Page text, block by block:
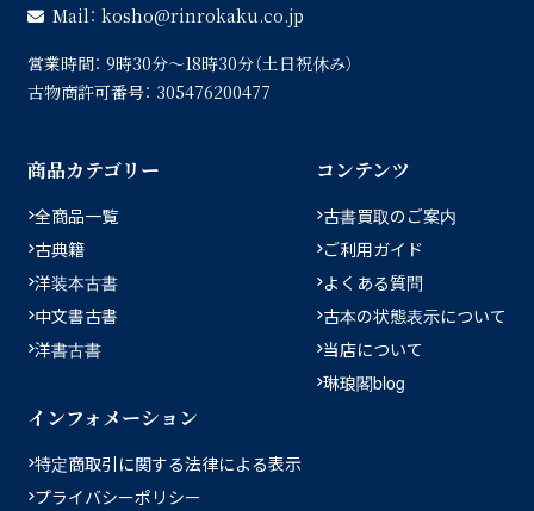
Mail： kosho
rinrokaku.co.jp
営業時間： 9時30分〜18時30分（土日祝休み）
古物商許可番号： 305476200477
商品カテゴリー
全商品一覧
古典籍
洋装本古書
中文書古書
洋書古書
コンテンツ
古書買取のご案内
ご利用ガイド
よくある質問
古本の状態表示について
当店について
琳琅閣blog
インフォメーション
特定商取引に関する法律による表示
プライバシーポリシー